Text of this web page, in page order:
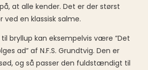
at alle kender. Det er der størst
ved en klassisk salme.
til bryllup kan eksempelvis være ”Det
ad” af N.F.S. Grundtvig. Den er
og så passer den fuldstændigt til